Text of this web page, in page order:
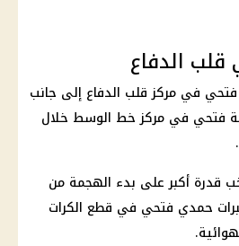
الدفاع
في مركز قلب الدفاع إلى جانب
فتحي في مركز خط الوسط خلال
قدرة أكبر على بدء الهجمة من
حمدي فتحي في قطع الكرات